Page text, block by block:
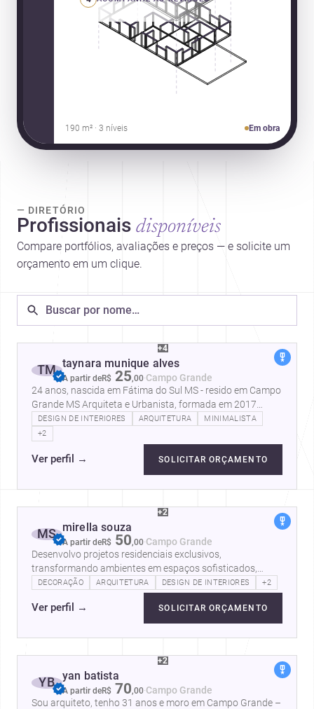
190 m² · 3 níveis Em obra
— DIRETÓRIO
Profissionais disponíveis
Compare portfólios, avaliações e preços — e solicite um
orçamento em um clique.
+4
TM taynara munique alves
A partir deR$ 25,00·Campo Grande
24 anos, nascida em Fátima do Sul MS - resido em Campo
Grande MS Arquiteta e Urbanista, formada em 2017
(UNIDERP) Técnica de design de…
DESIGN DE INTERIORES ARQUITETURA
MINIMALISTA
+2
Ver perfil → SOLICITAR ORÇAMENTO
+2
MS mirella souza
A partir deR$ 50,00·Campo Grande
Desenvolvo projetos residenciais exclusivos,
transformando ambientes em espaços sofisticados,
funcionais e atemporais. Com atenção aos…
DECORAÇÃO ARQUITETURA DESIGN DE INTERIORES +2
Ver perfil → SOLICITAR ORÇAMENTO
+2
YB yan batista
A partir deR$ 70,00·Campo Grande
Sou arquiteto, tenho 31 anos e moro em Campo Grande –